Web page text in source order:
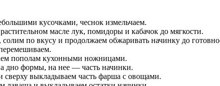
кусочками, чеснок измельчаем.
масле лук, помидоры и кабачок до мягкости.
по вкусу и продолжаем обжаривать начинку до
пополам кухонными ножницами.
дно формы, на нее — часть начинки.
сверху выкладываем часть фарша с овощами.